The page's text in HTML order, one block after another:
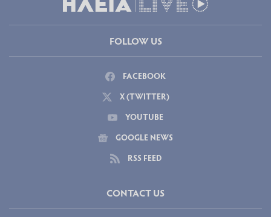
FOLLOW US
FACEBOOK
X (TWITTER)
YOUTUBE
GOOGLE NEWS
RSS FEED
CONTACT US